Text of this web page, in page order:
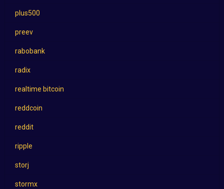
plus500
preev
rabobank
radix
realtime bitcoin
reddcoin
reddit
ripple
storj
stormx